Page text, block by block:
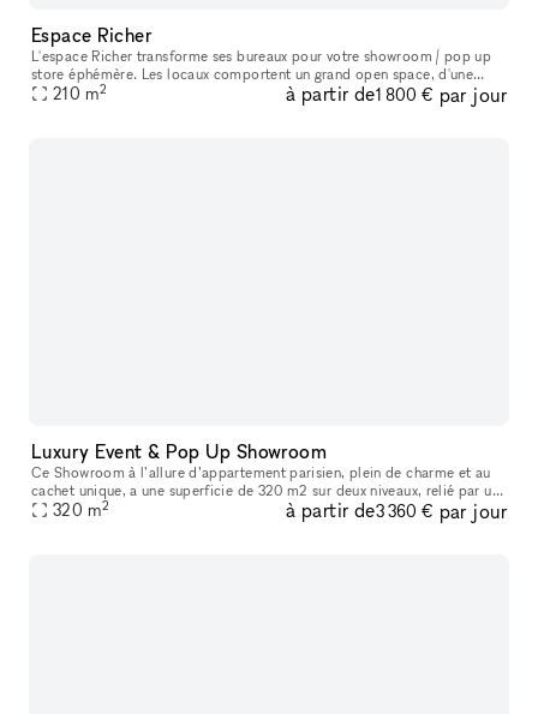
Espace Richer
L'espace Richer transforme ses bureaux pour votre showroom / pop up
store éphémère. Les locaux comportent un grand open space, d'une
zone de vie, d'une cuisine et de 4 salles de réunions. Sa luminos
210 m2 à partir de1 800 € par jour
Luxury Event & Pop Up Showroom
Ce Showroom à l’allure d’appartement parisien, plein de charme et au
cachet unique, a une superficie de 320 m2 sur deux niveaux, relié par un
escalier intérieur. Lumineux, tout en volume et open spac
320 m2 à partir de3 360 € par jour